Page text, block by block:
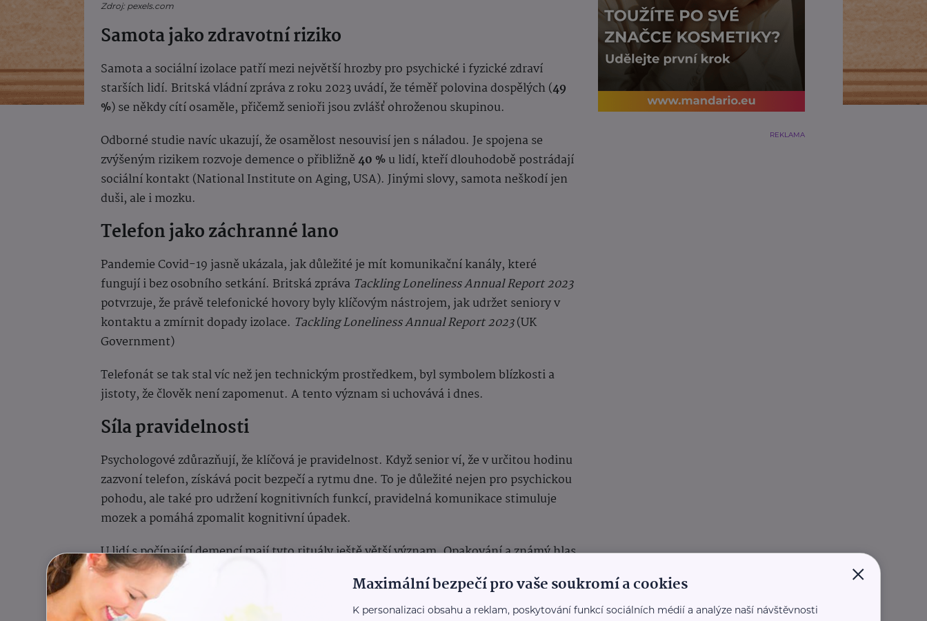
Zdroj: pexels.com
Samota jako zdravotní riziko
Samota a sociální izolace patří mezi největší hrozby pro psychické i fyzické zdraví
starších lidí. Britská vládní zpráva z roku 2023 uvádí, že téměř polovina dospělých (49
%) se někdy cítí osaměle, přičemž senioři jsou zvlášť ohroženou skupinou.
Odborné studie navíc ukazují, že osamělost nesouvisí jen s náladou. Je spojena se
zvýšeným rizikem rozvoje demence o přibližně40 %u lidí, kteří dlouhodobě postrádají
sociální kontakt (National Institute on Aging, USA). Jinými slovy, samota neškodí jen
duši, ale i mozku.
Telefon jako záchranné lano
Pandemie Covid-19 jasně ukázala, jak důležité je mít komunikační kanály, které
fungují i bez osobního setkání. Britská zpráva Tackling Loneliness Annual Report 2023
potvrzuje, že právě telefonické hovory byly klíčovým nástrojem, jak udržet seniory v
kontaktu a zmírnit dopady izolace. Tackling Loneliness Annual Report 2023(UK
Government)
Telefonát se tak stal víc než jen technickým prostředkem, byl symbolem blízkosti a
jistoty, že člověk není zapomenut. A tento význam si uchovává i dnes.
Síla pravidelnosti
Psychologové zdůrazňují, že klíčová je pravidelnost. Když senior ví, že v určitou hodinu
zazvoní telefon, získává pocit bezpečí a rytmu dne. To je důležité nejen pro psychickou
pohodu, ale také pro udržení kognitivních funkcí, pravidelná komunikace stimuluje
mozek a pomáhá zpomalit kognitivní úpadek.
U lidí s počínající demencí mají tyto rituály ještě větší význam. Opakování a známý hlas
pomáhají snižovat úzkost a podporují orientaci v čase.
Česká realita vs. britská zkušenost
REKLAMA
×
Maximální bezpečí pro vaše soukromí a cookies
K personalizaci obsahu a reklam, poskytování funkcí sociálních médií a analýze naší návštěvnosti